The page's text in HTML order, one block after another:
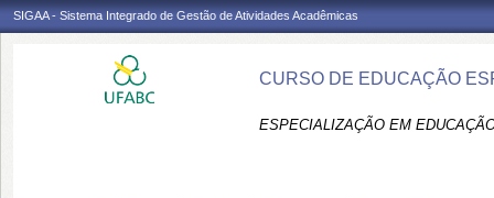
SIGAA - Sistema Integrado de Gestão de Atividades Acadêmicas
CURSO DE EDUCAÇÃO
ESPECIALIZAÇÃO EM